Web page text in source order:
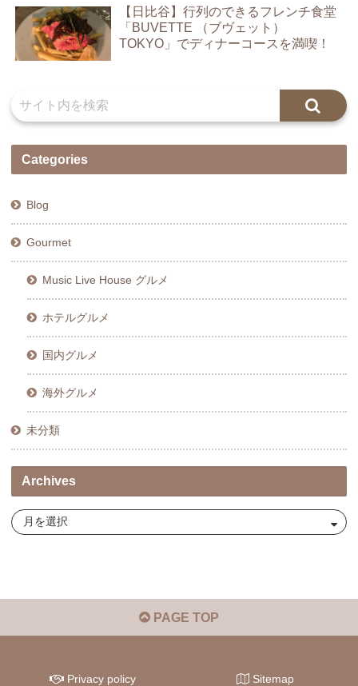
【日比谷】行列のできるフレンチ食堂
「BUVETTE （ブヴェット）
TOKYO」でディナーコースを満喫！
Categories
Blog
Gourmet
Music Live House グルメ
ホテルグルメ
国内グルメ
海外グルメ
未分類
Archives
PAGE TOP
Privacy policy Sitemap